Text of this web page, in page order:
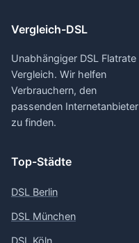
Vergleich-DSL
Unabhängiger DSL Flatrate
Vergleich. Wir helfen
Verbrauchern, den
passenden Internetanbieter
zu finden.
Top-Städte
DSL Berlin
DSL München